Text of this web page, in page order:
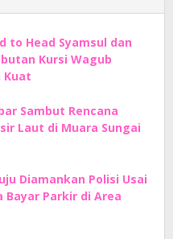
to Head Syamsul dan
Kursi Wagub
Kuat
Sambut Rencana
Laut di Muara Sungai
Diamankan Polisi Usai
Bayar Parkir di Area